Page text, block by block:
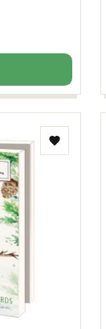
Toevoegen